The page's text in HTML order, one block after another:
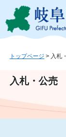
ジ
ュ
文
トップページ > 入札
入札・公売